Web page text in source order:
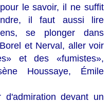
le savoir, il ne suffit
il faut aussi lire
se plonger dans
et Nerval, aller voir
et des «fumistes»,
Houssaye, Émile
devant un